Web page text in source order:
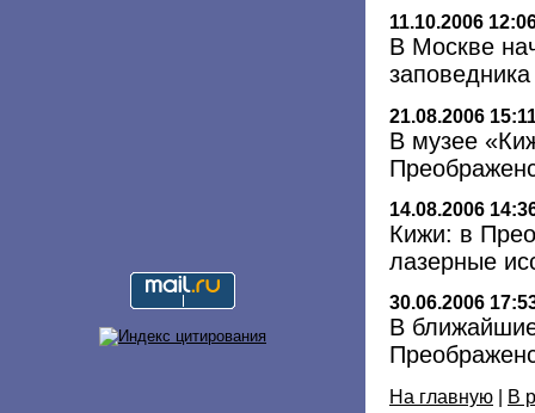
11.10.2006
В Москве
21.08.2006
В музее
14.08.2006
Кижи: в
лазерные
30.06.2006
В
На главную | В